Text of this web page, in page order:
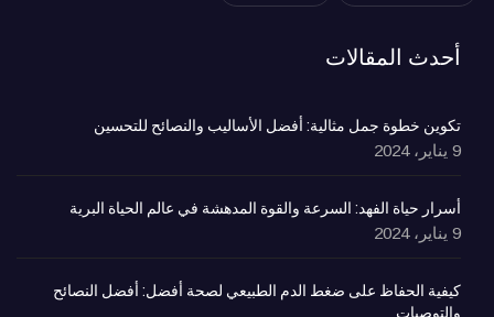
أحدث المقالات
تكوين خطوة جمل مثالية: أفضل الأساليب والنصائح للتحسين
9 يناير، 2024
أسرار حياة الفهد: السرعة والقوة المدهشة في عالم الحياة البرية
9 يناير، 2024
كيفية الحفاظ على ضغط الدم الطبيعي لصحة أفضل: أفضل النصائح